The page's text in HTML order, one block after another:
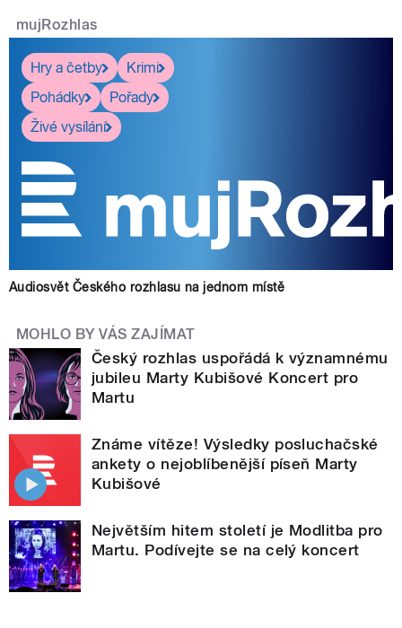
mujRozhlas
Hry a četby
Krimi
Pohádky
Pořady
Živé vysílání
Audiosvět Českého rozhlasu na jednom místě
MOHLO BY VÁS ZAJÍMAT
Český rozhlas uspořádá k významnému
jubileu Marty Kubišové Koncert pro
Martu
Známe vítěze! Výsledky posluchačské
ankety o nejoblíbenější píseň Marty
Kubišové
Největším hitem století je Modlitba pro
Martu. Podívejte se na celý koncert